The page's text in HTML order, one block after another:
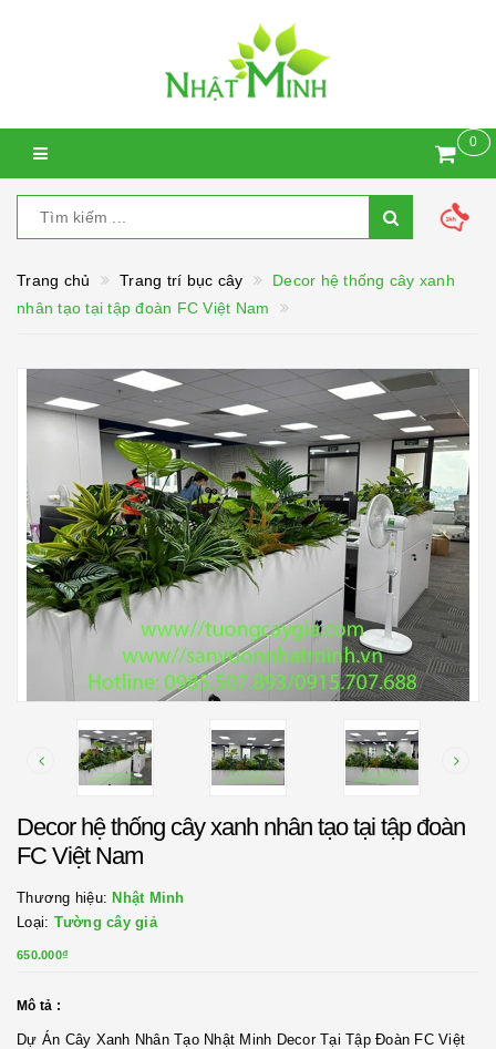
0
Trang chủ Trang trí bục cây
Decor hệ thống cây xanh
nhân tạo tại tập đoàn FC Việt Nam
Decor hệ thống cây xanh nhân tạo tại tập đoàn
FC Việt Nam
Thương hiệu: Nhật Minh
Loại: Tường cây giả
650.000₫
Mô tả :
Dự Án Cây Xanh Nhân Tạo Nhật Minh Decor Tại Tập Đoàn FC Việt